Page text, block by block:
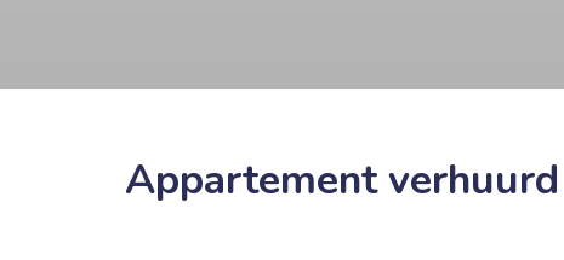
Appartement verhuurd